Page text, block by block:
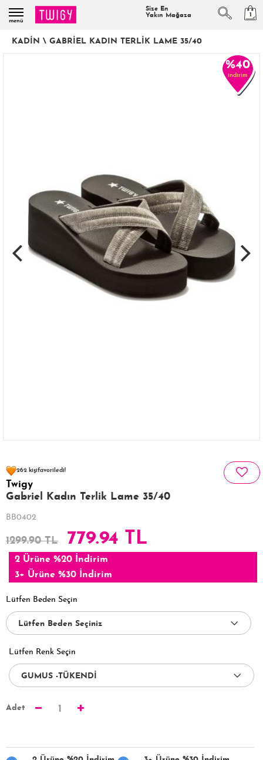
menü
Size En
Yakın Mağaza
1
KADIN \ GABRIEL KADIN TERLIK LAME 35/40
%40
indirim
262 kişifavoriledi!
32 kişi
374 kişi
Twigy
Gabriel Kadın Terlik Lame 35/40
BB0402
1299.90 TL 779.94 TL
2 Ürüne %20 İndirim
3+ Ürüne %30 İndirim
Lütfen Beden Seçin
Lütfen Renk Seçin
Adet 1